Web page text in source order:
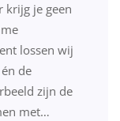
krijg je geen
lossen wij
de
zijn de
met…